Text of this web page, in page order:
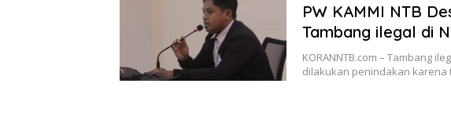
PW KAMMI NTB
Tambang ilegal di
KORANNTB.com – Tambang
dilakukan penindakan karena